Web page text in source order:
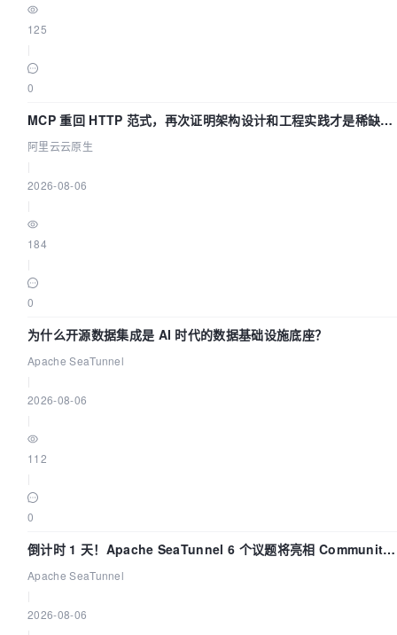
125
0
MCP 重回 HTTP 范式，再次证明架构设计和工程实践才是稀缺资
源
阿里云云原生
2026-08-06
184
0
为什么开源数据集成是 AI 时代的数据基础设施底座？
Apache SeaTunnel
2026-08-06
112
0
倒计时 1 天！Apache SeaTunnel 6 个议题将亮相 Community
Over Code Asia 2026
Apache SeaTunnel
2026-08-06